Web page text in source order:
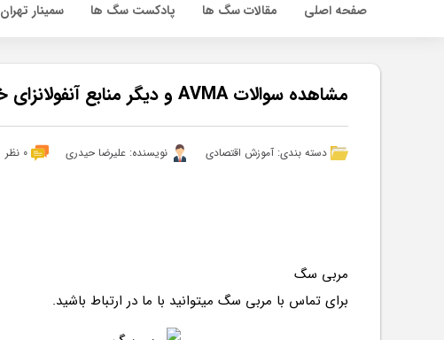
صفحه اصلی مقالات سگ ها پادکست سگ ها سمینار تهران 96
مقالات سگ ها
پادکست سگ هامشاهده سوالات AVMA و دیگر منابع آنفولانزای خوکی – مقالات
دسته بندی: آموزش اقتصادی نویسنده: علیرضا حیدری 0 نظر
مربی سگ
برای تماس با مربی سگ میتوانید با ما در ارتباط باشید.